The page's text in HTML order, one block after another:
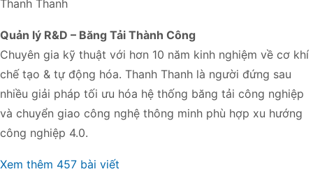
Thanh Thanh
Quản lý R&D – Băng Tải Thành Công
Chuyên gia kỹ thuật với hơn 10 năm kinh nghiệm về cơ khí
chế tạo & tự động hóa. Thanh Thanh là người đứng sau
nhiều giải pháp tối ưu hóa hệ thống băng tải công nghiệp
và chuyển giao công nghệ thông minh phù hợp xu hướng
công nghiệp 4.0.
Xem thêm 457 bài viết